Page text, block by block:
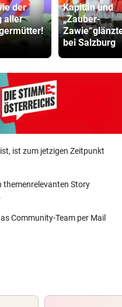
der
aller
Kapitän und
„Zauber-
bei Salzburg
ist zum jetzigen Zeitpunkt
themenrelevanten Story
.
Community-Team per Mail